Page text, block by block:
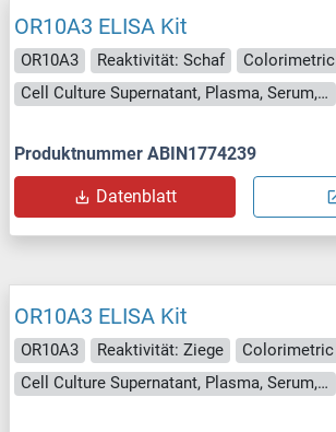
OR10A3 ELISA Kit
OR10A3 Reaktivität: Schaf
Colorimetric
Cell Culture Supernatant, Plasma, Serum, Tissue Homogenate
Produktnummer ABIN1774239
Datenblatt
OR10A3 ELISA Kit
OR10A3 Reaktivität: Ziege
Colorimetric
Cell Culture Supernatant, Plasma, Serum, Tissue Homogenate